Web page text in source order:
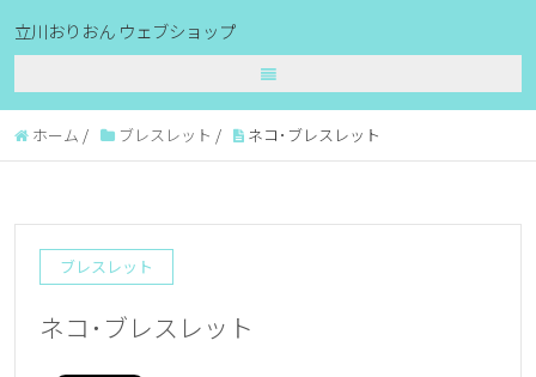
立川おりおん ウェブショップ
ホーム / ブレスレット / ネコ･ブレスレット
ブレスレット
ネコ･ブレスレット